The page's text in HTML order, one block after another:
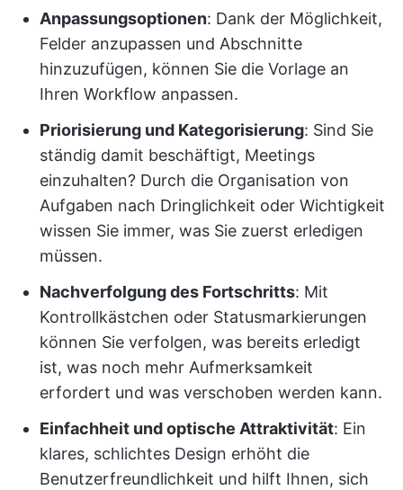
Anpassungsoptionen: Dank der Möglichkeit,
Felder anzupassen und Abschnitte
hinzuzufügen, können Sie die Vorlage an
Ihren Workflow anpassen.
Priorisierung und Kategorisierung: Sind Sie
ständig damit beschäftigt, Meetings
einzuhalten? Durch die Organisation von
Aufgaben nach Dringlichkeit oder Wichtigkeit
wissen Sie immer, was Sie zuerst erledigen
müssen.
Nachverfolgung des Fortschritts: Mit
Kontrollkästchen oder Statusmarkierungen
können Sie verfolgen, was bereits erledigt
ist, was noch mehr Aufmerksamkeit
erfordert und was verschoben werden kann.
Einfachheit und optische Attraktivität: Ein
klares, schlichtes Design erhöht die
Benutzerfreundlichkeit und hilft Ihnen, sich